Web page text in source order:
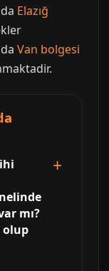
Elazığ
Van bolgesi
mı?
olup